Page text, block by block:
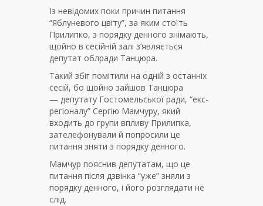
Із невідомих поки причин питання
“Яблуневого цвіту”, за яким стоїть
Прилипко, з порядку денного знімають,
щойно в сесійній залі з’являється
депутат облради Танцюра.
Такий збіг помітили на одній з останніх
сесій, бо щойно зайшов Танцюра
— депутату Гостомельської ради, “екс-
регіоналу” Сергію Мамчуру, який
входить до групи впливу Прилипка,
зателефонували й попросили це
питання зняти з порядку денного.
Мамчур пояснив депутатам, що це
питання після дзвінка “уже” зняли з
порядку денного, і його розглядати не
слід.